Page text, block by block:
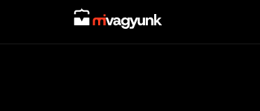
content